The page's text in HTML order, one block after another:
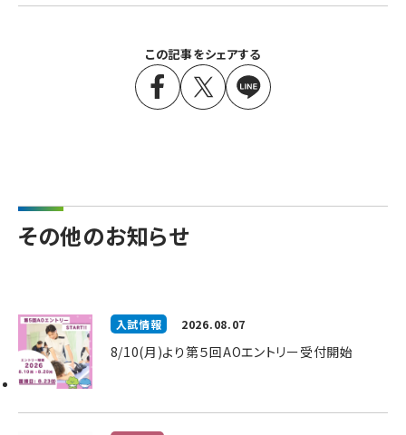
この記事をシェアする
その他のお知らせ
入試情報 2026.08.07
8/10(月)より第５回AOエントリー受付開始